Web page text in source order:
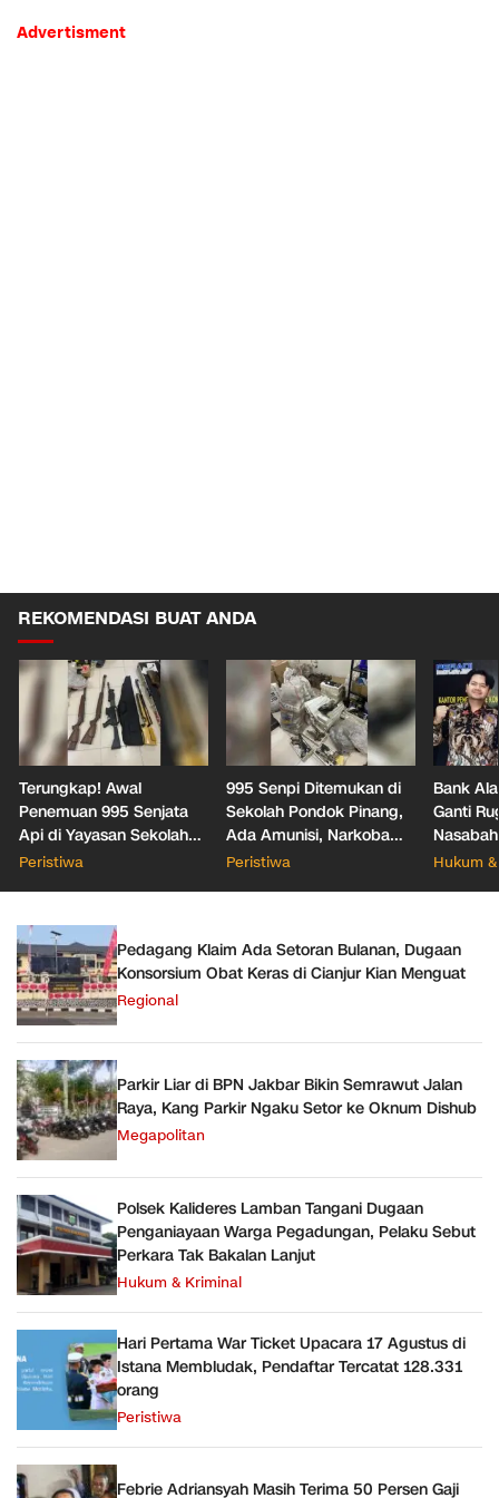
Advertisment
REKOMENDASI BUAT ANDA
Terungkap! Awal
Penemuan 995 Senjata
Api di Yayasan Sekolah
Jaksel
Peristiwa
995 Senpi Ditemukan di
Sekolah Pondok Pinang,
Ada Amunisi, Narkoba
hingga Dugaan Bunker
Peristiwa
Bank
Ganti
Office
Hukum
Pedagang Klaim Ada Setoran Bulanan, Dugaan
Konsorsium Obat Keras di Cianjur Kian Menguat
Regional
Parkir Liar di BPN Jakbar Bikin Semrawut Jalan
Raya, Kang Parkir Ngaku Setor ke Oknum Dishub
Megapolitan
Polsek Kalideres Lamban Tangani Dugaan
Penganiayaan Warga Pegadungan, Pelaku Sebut
Perkara Tak Bakalan Lanjut
Hukum & Kriminal
Hari Pertama War Ticket Upacara 17 Agustus di
Istana Membludak, Pendaftar Tercatat 128.331
orang
Peristiwa
Febrie Adriansyah Masih Terima 50 Persen Gaji